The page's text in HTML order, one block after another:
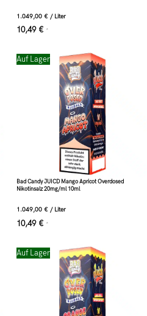
1.049,00 € / Liter
10,49 € *
Auf Lager
Bad Candy JUICD Mango Apricot Overdosed
Nikotinsalz 20mg/ml 10ml
1.049,00 € / Liter
10,49 € *
Auf Lager